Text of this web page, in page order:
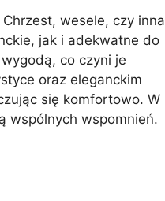
wesele, czy inna
jak i adekwatne do
co czyni je
oraz eleganckim
się komfortowo. W
wspólnych wspomnień.